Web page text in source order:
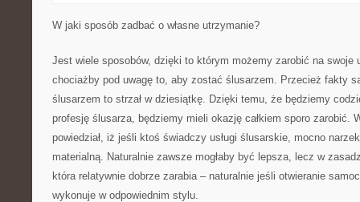
W jaki sposób zadbać o własne utrzymanie?
Jest wiele sposobów, dzięki to którym możemy zarobić na swoje
chociażby pod uwagę to, aby zostać ślusarzem. Przecież fakty
ślusarzem to strzał w dziesiątkę. Dzięki temu, że będziemy
profesję ślusarza, będziemy mieli okazję całkiem sporo zarobić.
powiedział, iż jeśli ktoś świadczy usługi ślusarskie, mocno
materialną. Naturalnie zawsze mogłaby być lepsza, lecz w
która relatywnie dobrze zarabia – naturalnie jeśli otwieranie
wykonuje w odpowiednim stylu.